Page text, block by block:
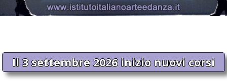
Il 3 settembre 2026 inizio nuovi corsi